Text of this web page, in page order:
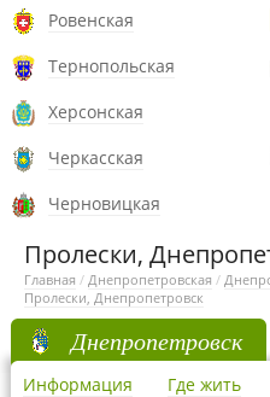
Ровенская
Тернопольская
Херсонская
Черкасская
Черновицкая
Пролески,
Главная / Днепропетровская /
Пролески, Днепропетровск
Днепропетровск
Информация Где жить